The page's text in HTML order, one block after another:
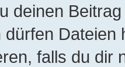
deinen
dürfen Dateien
falls du dir